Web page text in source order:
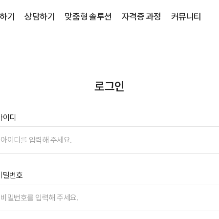
기 상담하기 맞춤형 솔루션 자격증 과정 커뮤니티
로그인
이디
밀번호